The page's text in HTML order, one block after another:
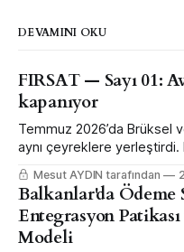
DEVAMINI OKU
FIRSAT — Sayı 01:
kapanıyor
Temmuz 2026’da Brüksel
aynı çeyreklere yerleştirdi.
hangi şirketin hangi
dosyada anlatıyor.
Mesut AYDIN tarafından
Balkanlar'da Ödeme
Entegrasyon
Modeli